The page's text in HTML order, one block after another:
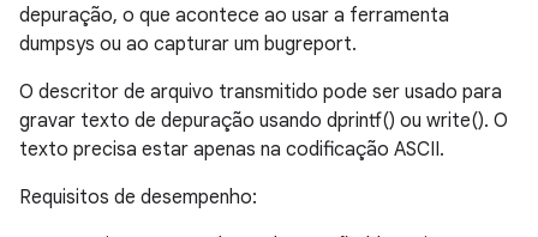
depuração, o que acontece ao usar a ferramenta
dumpsys ou ao capturar um bugreport.
O descritor de arquivo transmitido pode ser usado para
gravar texto de depuração usando dprintf() ou write(). O
texto precisa estar apenas na codificação ASCII.
Requisitos de desempenho: